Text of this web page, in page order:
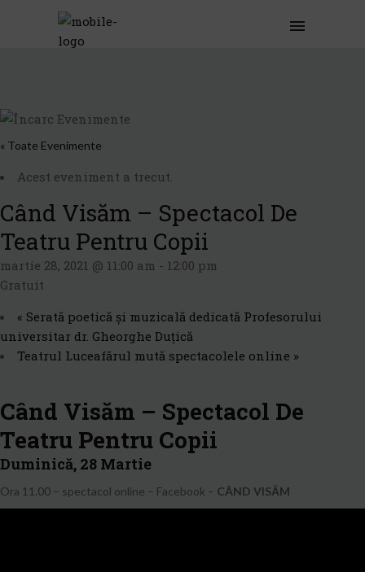
« Toate Evenimente
Acest eveniment a trecut.
Când Visăm – Spectacol De
Teatru Pentru Copii
martie 28, 2021 @ 11:00 am - 12:00 pm
Gratuit
« Serată poetică și muzicală dedicată Profesorului
universitar dr. Gheorghe Duțică
Teatrul Luceafărul mută spectacolele online »
Când Visăm – Spectacol De
Teatru Pentru Copii
Duminică, 28 Martie
Ora 11.00 – spectacol online – Facebook – CÂND VISĂM